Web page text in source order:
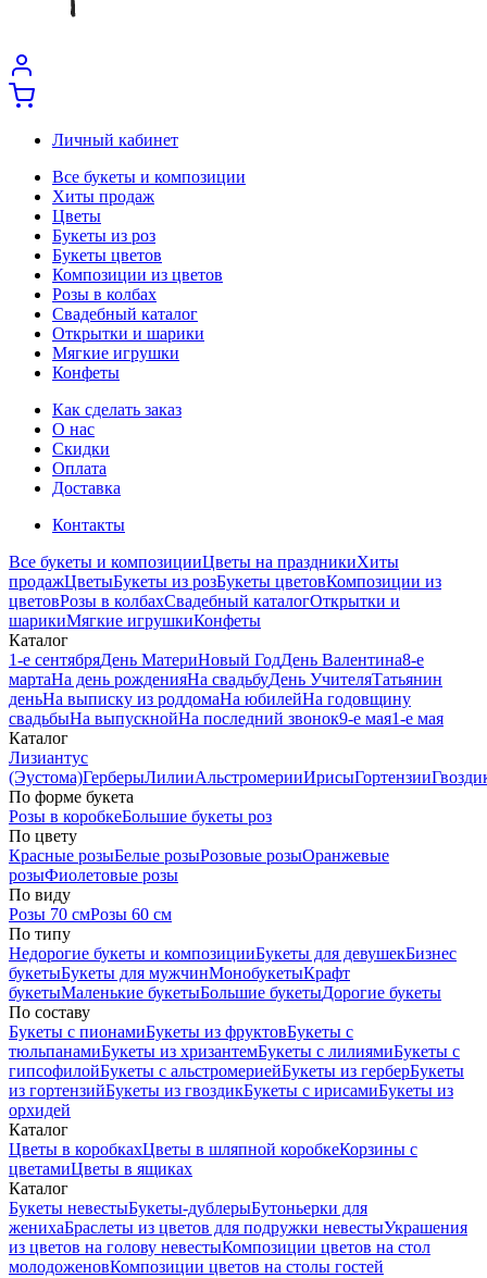
Личный кабинет
Все букеты и композиции
Хиты продаж
Цветы
Букеты из роз
Букеты цветов
Композиции из цветов
Розы в колбах
Свадебный каталог
Открытки и шарики
Мягкие игрушки
Конфеты
Как сделать заказ
О нас
Скидки
Оплата
Доставка
Контакты
Все букеты и композицииЦветы на праздникиХиты
продажЦветыБукеты из розБукеты цветовКомпозиции из
цветовРозы в колбахСвадебный каталогОткрытки и
шарикиМягкие игрушкиКонфеты
Каталог
1-е сентябряДень МатериНовый ГодДень Валентина8-е
мартаНа день рожденияНа свадьбуДень УчителяТатьянин
деньНа выписку из роддомаНа юбилейНа годовщину
свадьбыНа выпускнойНа последний звонок9-е мая1-е мая
Каталог
Лизиантус
(Эустома)ГерберыЛилииАльстромерииИрисыГортензии
По форме букета
Розы в коробкеБольшие букеты роз
По цвету
Красные розыБелые розыРозовые розыОранжевые
розыФиолетовые розы
По виду
Розы 70 смРозы 60 см
По типу
Недорогие букеты и композицииБукеты для девушекБизнес
букетыБукеты для мужчинМонобукетыКрафт
букетыМаленькие букетыБольшие букетыДорогие букеты
По составу
Букеты с пионамиБукеты из фруктовБукеты с
тюльпанамиБукеты из хризантемБукеты с лилиямиБукеты с
гипсофилойБукеты с альстромериейБукеты из герберБукеты
из гортензийБукеты из гвоздикБукеты с ирисамиБукеты из
орхидей
Каталог
Цветы в коробкахЦветы в шляпной коробкеКорзины с
цветамиЦветы в ящиках
Каталог
Букеты невестыБукеты-дублерыБутоньерки для
женихаБраслеты из цветов для подружки невестыУкрашения
из цветов на голову невестыКомпозиции цветов на стол
молодоженовКомпозиции цветов на столы гостей